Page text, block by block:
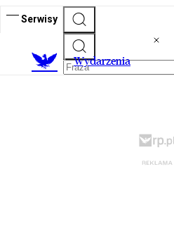
Serwisy
Wydarzenia